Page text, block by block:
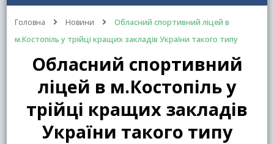
Головна Новини
Обласний спортивний ліцей в
м.Костопіль у трійці кращих закладів України такого типу
Обласний спортивний
ліцей в м.Костопіль у
трійці кращих закладів
України такого типу